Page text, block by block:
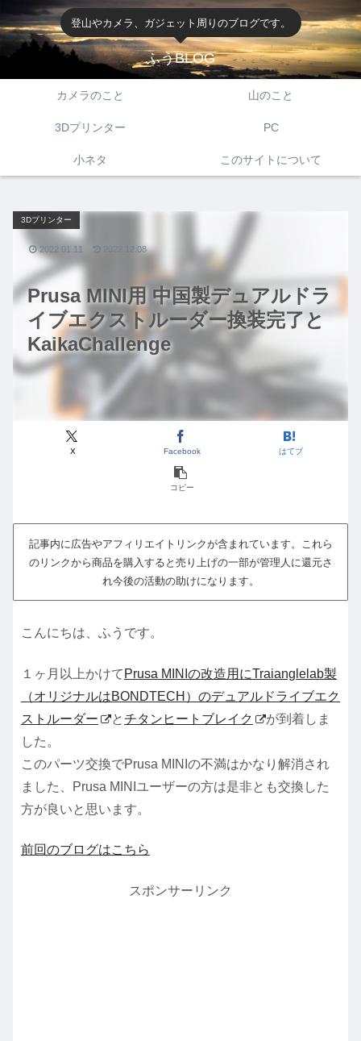
登山やカメラ、ガジェット周りのブログです。
ふうBLOG
カメラのこと 山のこと
3Dプリンター PC
小ネタ このサイトについて
Prusa MINI用 中国製デュアルドラ
イブエクストルーダー換装完了と
KaikaChallenge
3Dプリンター
X Facebook はてブ
コピー
2022.01.11 2022.12.08
記事内に広告やアフィリエイトリンクが含まれています。これら
のリンクから商品を購入すると売り上げの一部が管理人に還元さ
れ今後の活動の助けになります。
こんにちは、ふうです。
１ヶ月以上かけて Prusa MINIの改造用にTraianglelab製
（オリジナルはBONDTECH）のデュアルドライブエク
ストルーダー
とチタンヒートブレイク
が到着しま
した。
このパーツ交換でPrusa MINIの不満はかなり解消され
ました、Prusa MINIユーザーの方は是非とも交換した
方が良いと思います。
前回のブログはこちら
スポンサーリンク